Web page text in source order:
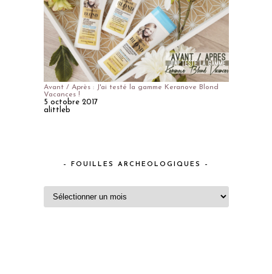
Avant / Après : J'ai testé la gamme Keranove Blond
Vacances !
5 octobre 2017
alittleb
– FOUILLES ARCHEOLOGIQUES –